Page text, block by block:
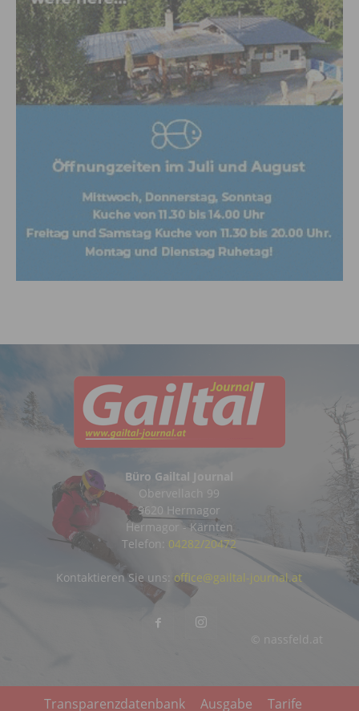
Büro Gailtal Journal
Obervellach 99
9620 Hermagor
Hermagor - Kärnten
Telefon: 04282/20472
© nassfeld.at
Kontaktieren Sie uns: office@gailtal-journal.at
Transparenzdatenbank Ausgabe Tarife